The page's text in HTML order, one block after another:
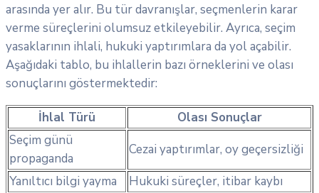
arasında yer alır. Bu tür davranışlar, seçmenlerin karar
verme süreçlerini olumsuz etkileyebilir. Ayrıca, seçim
yasaklarının ihlali, hukuki yaptırımlara da yol açabilir.
Aşağıdaki tablo, bu ihlallerin bazı örneklerini ve olası
sonuçlarını göstermektedir:
İhlal Türü
Olası Sonuçlar
Seçim günü
propaganda
Cezai yaptırımlar, oy geçersizliği
Yanıltıcı bilgi yayma
Hukuki süreçler, itibar kaybı